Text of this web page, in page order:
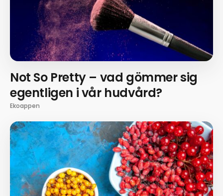
Not So Pretty – vad gömmer sig
egentligen i vår hudvård?
Ekoappen